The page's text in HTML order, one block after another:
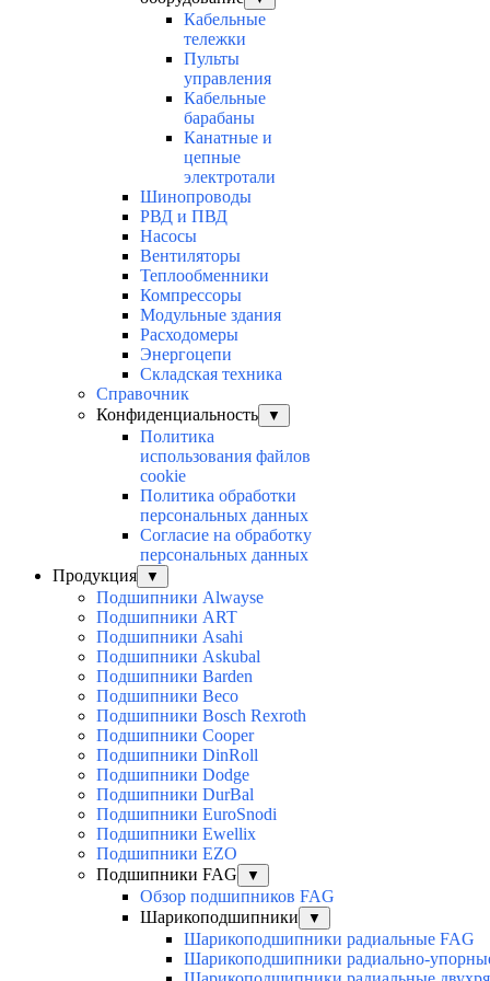
Кабельные
тележки
Пульты
управления
Кабельные
барабаны
Канатные и
цепные
электротали
Шинопроводы
РВД и ПВД
Насосы
Вентиляторы
Теплообменники
Компрессоры
Модульные здания
Расходомеры
Энергоцепи
Складская техника
Справочник
Конфиденциальность
▼
Политика
использования файлов
cookie
Политика обработки
персональных данных
Согласие на обработку
персональных данных
Продукция
▼
Подшипники Alwayse
Подшипники ART
Подшипники Asahi
Подшипники Askubal
Подшипники Barden
Подшипники Beco
Подшипники Bosch Rexroth
Подшипники Cooper
Подшипники DinRoll
Подшипники Dodge
Подшипники DurBal
Подшипники EuroSnodi
Подшипники Ewellix
Подшипники EZO
Подшипники FAG
▼
Обзор подшипников FAG
Шарикоподшипники
▼
Шарикоподшипники радиальные FAG
Шарикоподшипники радиально-